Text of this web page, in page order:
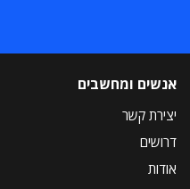
אנשים ומחשבים
יצירת קשר
דרושים
אודות